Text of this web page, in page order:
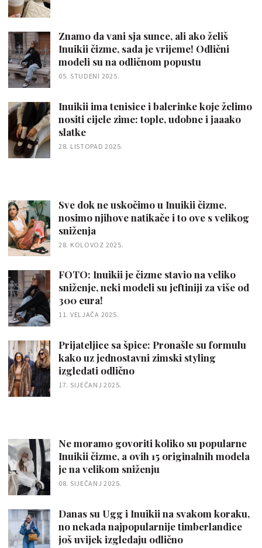
Znamo da vani sja sunce, ali ako želiš
Inuikii čizme, sada je vrijeme! Odlični
modeli su na odličnom popustu
05. STUDENI 2025.
Inuikii ima tenisice i balerinke koje želimo
nositi cijele zime: tople, udobne i jaaako
slatke
28. LISTOPAD 2025.
Sve dok ne uskočimo u Inuikii čizme,
nosimo njihove natikače i to ove s velikog
sniženja
28. KOLOVOZ 2025.
FOTO: Inuikii je čizme stavio na veliko
sniženje, neki modeli su jeftiniji za više od
300 eura!
11. VELJAČA 2025.
Prijateljice sa špice: Pronašle su formulu
kako uz jednostavni zimski styling
izgledati odlično
17. SIJEČANJ 2025.
Ne moramo govoriti koliko su popularne
Inuikii čizme, a ovih 15 originalnih modela
je na velikom sniženju
08. SIJEČANJ 2025.
Danas su Ugg i Inuikii na svakom koraku,
no nekada najpopularnije timberlandice
još uvijek izgledaju odlično